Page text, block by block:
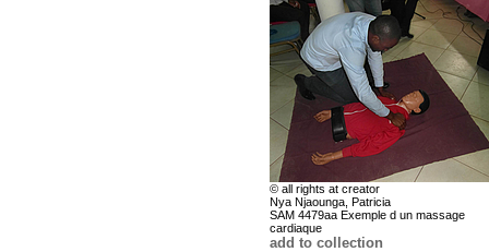
© all rights at creator
Nya Njaounga, Patricia
SAM 4479aa Exemple d un massage
cardiaque
add to collection